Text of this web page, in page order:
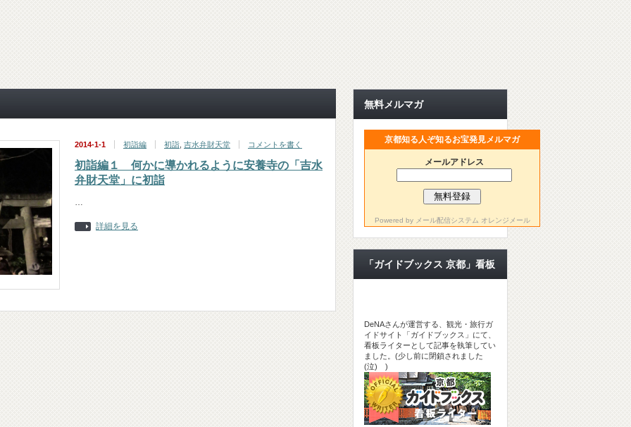
2014-1-1 初詣編 初詣 吉水弁財天堂 コメントを書く
初詣編１ 何かに導かれるように安養寺の「吉水
弁財天堂」に初詣
…
詳細を見る
無料メルマガ
京都知る人ぞ知るお宝発見メルマガ
メールアドレス
Powered by メール配信システム オレンジメール
「ガイドブックス 京都」看板
DeNAさんが運営する、観光・旅行ガ
イドサイト「ガイドブックス」にて、
看板ライターとして記事を執筆してい
ました。(少し前に閉鎖されました
(泣) )